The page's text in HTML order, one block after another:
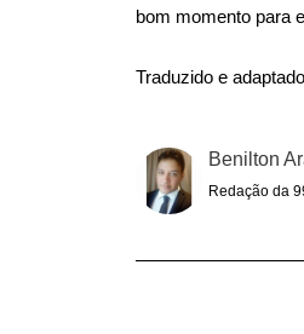
bom momento para
Traduzido e
Benilton
Redação da